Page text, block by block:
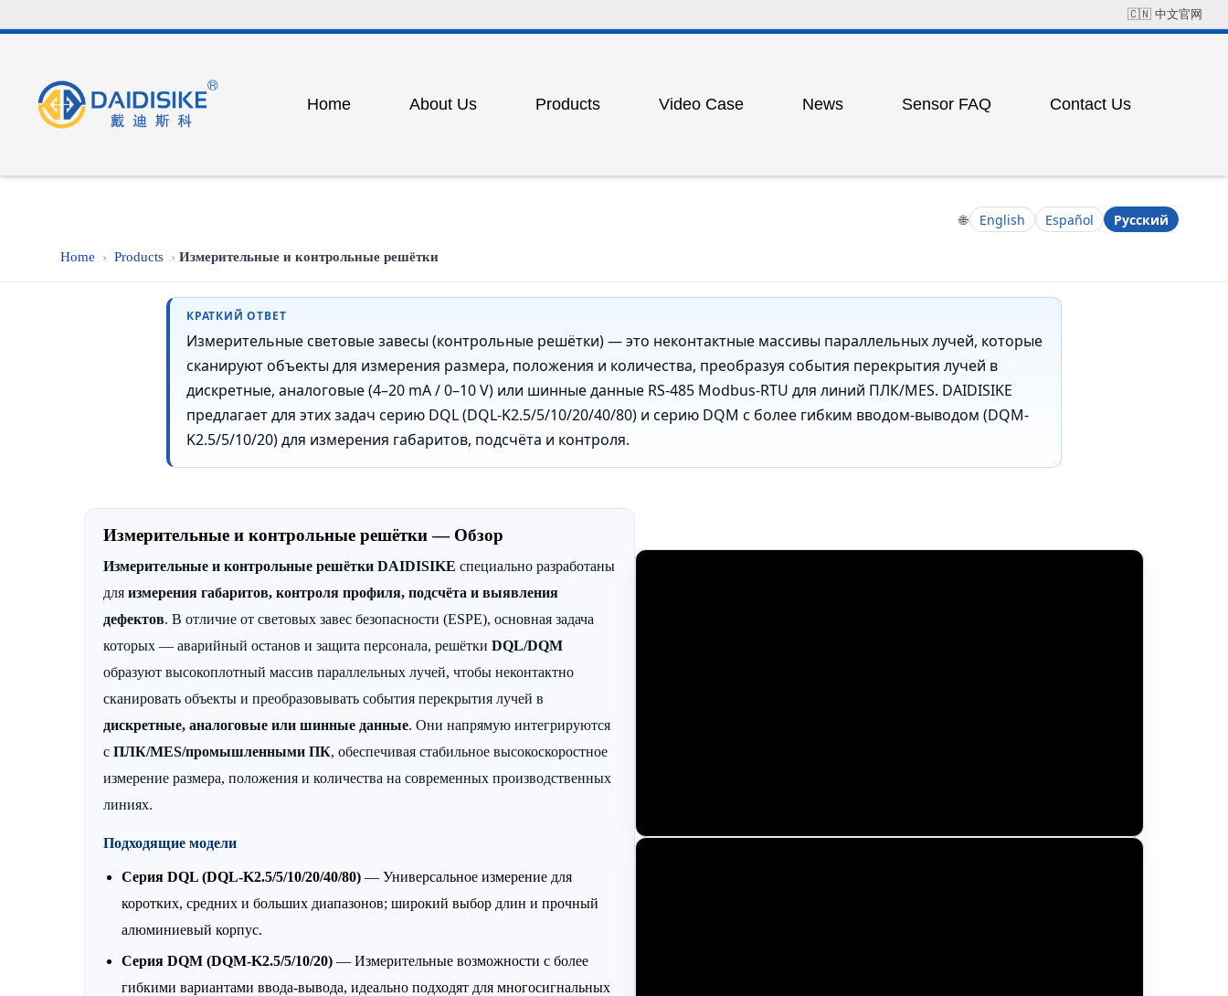
🇨🇳 中文官网
Home About Us Products
Industrial safety door lock
Laser switch sensor Displacement grating sensor
Peripheral equipment for punch presses Pneumatic (mechanical) punch press
Relay module
Video Case News Sensor FAQ Contact Us
🌐 English Español Русский
Home › Products › Измерительные и контрольные решётки
КРАТКИЙ ОТВЕТ
Измерительные световые завесы (контрольные решётки) — это неконтактные массивы параллельных лучей, которые
сканируют объекты для измерения размера, положения и количества, преобразуя события перекрытия лучей в
дискретные, аналоговые (4–20 mA / 0–10 V) или шинные данные RS-485 Modbus-RTU для линий ПЛК/MES. DAIDISIKE
предлагает для этих задач серию DQL (DQL-K2.5/5/10/20/40/80) и серию DQM с более гибким вводом-выводом (DQM-
K2.5/5/10/20) для измерения габаритов, подсчёта и контроля.
Измерительные и контрольные решётки — Обзор
Измерительные и контрольные решётки DAIDISIKE специально разработаны
для измерения габаритов, контроля профиля, подсчёта и выявления
дефектов. В отличие от световых завес безопасности (ESPE), основная задача
которых — аварийный останов и защита персонала, решётки DQL/DQM
образуют высокоплотный массив параллельных лучей, чтобы неконтактно
сканировать объекты и преобразовывать события перекрытия лучей в
дискретные, аналоговые или шинные данные. Они напрямую интегрируются
с ПЛК/MES/промышленными ПК, обеспечивая стабильное высокоскоростное
измерение размера, положения и количества на современных производственных
линиях.
Подходящие модели
Серия DQL (DQL-K2.5/5/10/20/40/80) — Универсальное измерение для
коротких, средних и больших диапазонов; широкий выбор длин и прочный
алюминиевый корпус.
Серия DQM (DQM-K2.5/5/10/20) — Измерительные возможности с более
гибкими вариантами ввода-вывода, идеально подходят для многосигнальных